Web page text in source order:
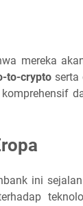
mereka
to-crypto serta
ini